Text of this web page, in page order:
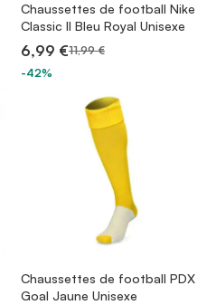
Chaussettes de football Nike
Classic II Bleu Royal Unisexe
6,99 €11,99 €
-42%
Chaussettes de football PDX
Goal Jaune Unisexe